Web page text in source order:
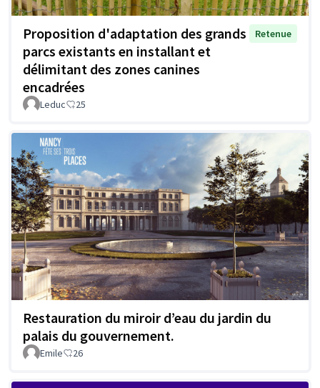
Proposition d'adaptation des grands
parcs existants en installant et
délimitant des zones canines
encadrées
Retenue
Leduc 25
Restauration du miroir d’eau du jardin du
palais du gouvernement.
Emile 26